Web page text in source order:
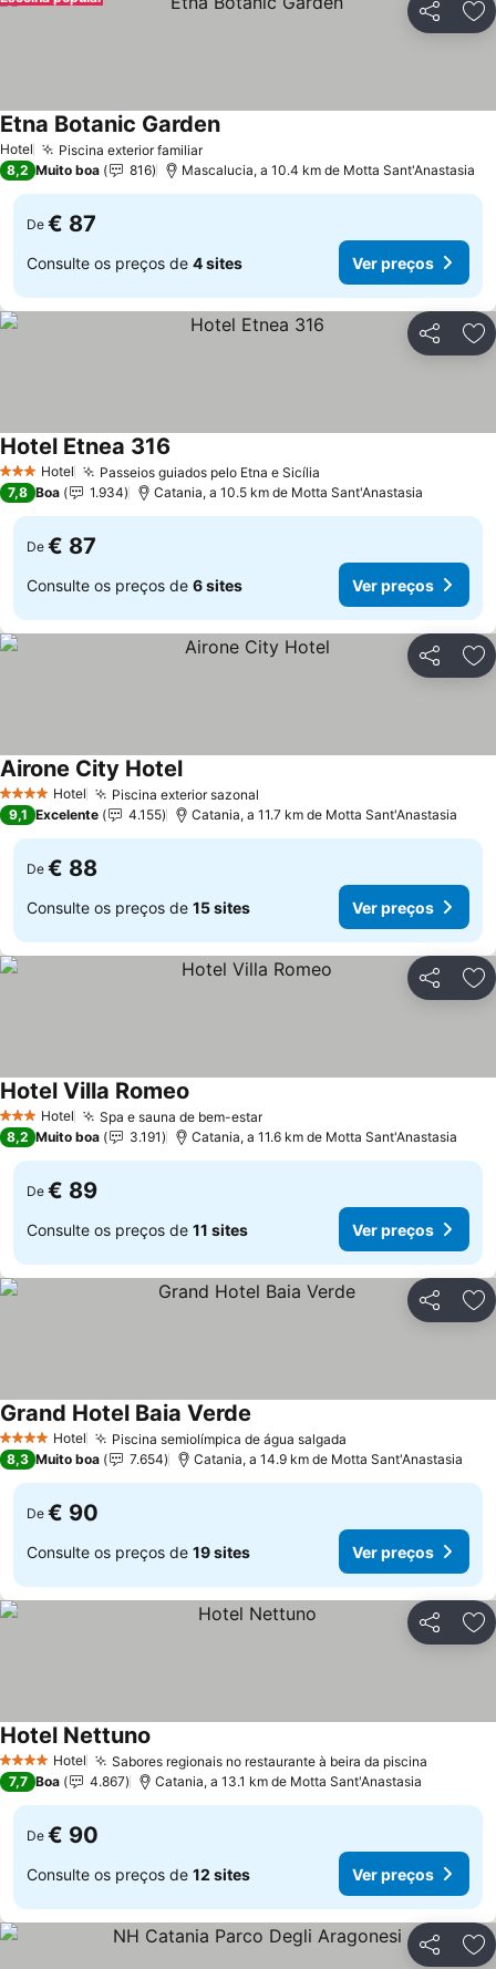
Partilhar
Hotel Piscina exterior familiar
Etna Botanic Garden
8,2 Muito boa 816 Mascalucia, a 10.4 km de Motta Sant'Anastasia
De € 87
Consulte os preços de 4 sites Ver preços
Partilhar
3 EstrelasHotel Passeios guiados pelo Etna e Sicília
Hotel Etnea 316
7,8 Boa 1.934 Catania, a 10.5 km de Motta Sant'Anastasia
De € 87
Consulte os preços de 6 sites Ver preços
Partilhar
4 EstrelasHotel Piscina exterior sazonal
Airone City Hotel
9,1 Excelente 4.155 Catania, a 11.7 km de Motta Sant'Anastasia
De € 88
Consulte os preços de 15 sites Ver preços
Partilhar
3 EstrelasHotel Spa e sauna de bem-estar
Hotel Villa Romeo
8,2 Muito boa 3.191 Catania, a 11.6 km de Motta Sant'Anastasia
De € 89
Consulte os preços de 11 sites Ver preços
Partilhar
4 EstrelasHotel Piscina semiolímpica de água salgada
Grand Hotel Baia Verde
8,3 Muito boa 7.654 Catania, a 14.9 km de Motta Sant'Anastasia
De € 90
Consulte os preços de 19 sites Ver preços
Partilhar
4 EstrelasHotel Sabores regionais no restaurante à beira da piscina
Hotel Nettuno
7,7 Boa 4.867 Catania, a 13.1 km de Motta Sant'Anastasia
De € 90
Consulte os preços de 12 sites Ver preços
Partilhar